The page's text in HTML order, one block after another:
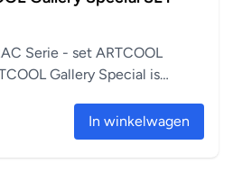
Serie - set ARTCOOL
Gallery Special is
In winkelwagen